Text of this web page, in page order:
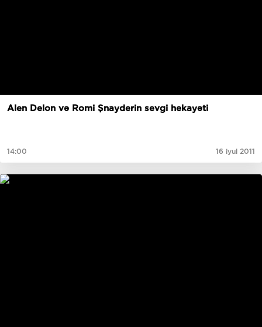
Alen Delon və Romi Şnayderin sevgi hekayəti
14:00 16 iyul 2011